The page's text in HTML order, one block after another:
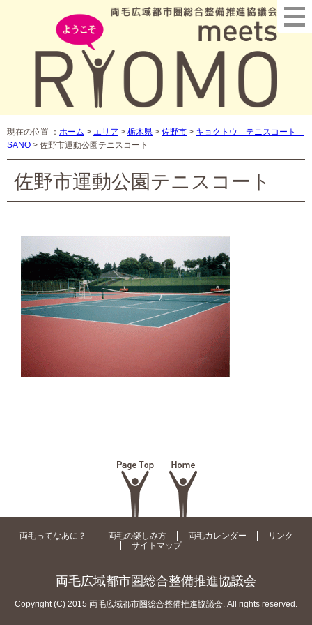
現在の位置 ： ホーム > エリア > 栃木県 > 佐野市 > キョクトウ テニスコート
SANO > 佐野市運動公園テニスコート
佐野市運動公園テニスコート
両毛ってなあに？ 両毛の楽しみ方 両毛カレンダー
リンク
サイトマップ
両毛広域都市圏総合整備推進協議会
Copyright (C) 2015 両毛広域都市圏総合整備推進協議会. All rights reserved.